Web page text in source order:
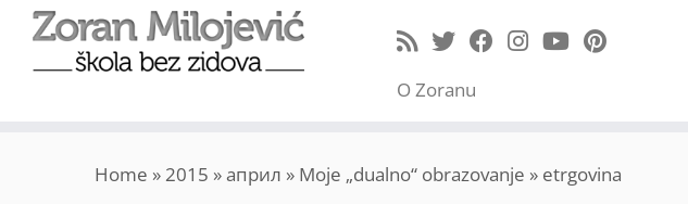
O Zoranu
Home »2015 »април » Moje „dualno“ obrazovanje » etrgovina